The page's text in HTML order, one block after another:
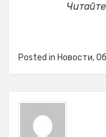
Posted in Новости,